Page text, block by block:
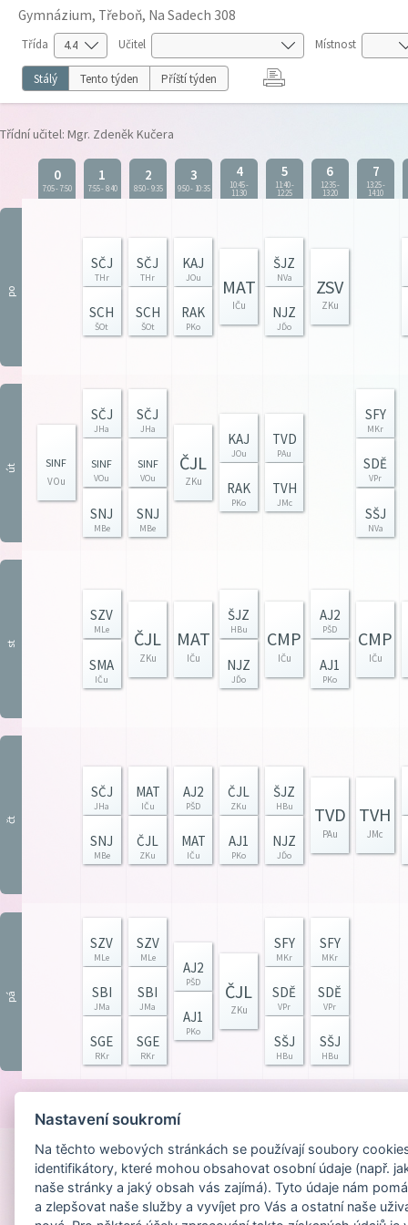
Gymnázium, Třeboň, Na Sadech 308
Třída Učitel Místnost
Stálý Tento týden Příští týden
Třídní učitel: Mgr. Zdeněk Kučera
0
7:05-7:50
1
7:55-8:40
2
8:50-9:35
3
9:50- 10:35
4
10:45-
11:30
5
11:40-
12:25
6
12:35-
13:20
7
13:25-
14:10
po
SČJ
THr
SCH
ŠOt
SČJ
THr
SCH
ŠOt
KAJ
JOu
RAK
PKo
MAT
IČu
ŠJZ
NVa
NJZ
JĎo
ZSV
ZKu
út SINF
VOu
SČJ
JHa
SINF
VOu
SNJ
MBe
SČJ
JHa
SINF
VOu
SNJ
MBe
ČJL
ZKu
KAJ
JOu
RAK
PKo
TVD
PAu
TVH
JMc
SFY
MKr
SDĚ
VPr
SŠJ
NVa
st
SZV
MLe
SMA
IČu
ČJL
ZKu
MAT
IČu
ŠJZ
HBu
NJZ
JĎo
CMP
IČu
AJ2
PŠD
AJ1
PKo
CMP
IČu
čt
SČJ
JHa
SNJ
MBe
MAT
IČu
ČJL
ZKu
AJ2
PŠD
MAT
IČu
ČJL
ZKu
AJ1
PKo
ŠJZ
HBu
NJZ
JĎo
TVD
PAu
TVH
JMc
pá
SZV
MLe
SBI
JMa
SGE
RKr
SZV
MLe
SBI
JMa
SGE
RKr
AJ2
PŠD
AJ1
PKo
ČJL
ZKu
SFY
MKr
SDĚ
VPr
SŠJ
HBu
SFY
MKr
SDĚ
VPr
SŠJ
HBu
Nastavení soukromí
Na těchto webových stránkách se používají soubory
identifikátory, které mohou obsahovat osobní údaje (např.
naše stránky a jaký obsah vás zajímá). Tyto údaje nám
a zlepšovat naše služby a vyvíjet pro Vás a ostatní naše